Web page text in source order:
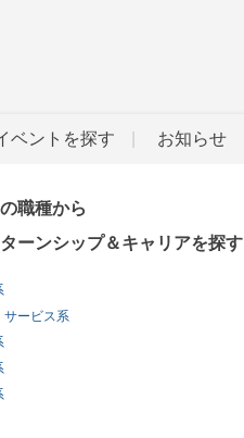
ベントを探す お知らせ
職種から
ーンシップ＆キャリアを探す
サービス系